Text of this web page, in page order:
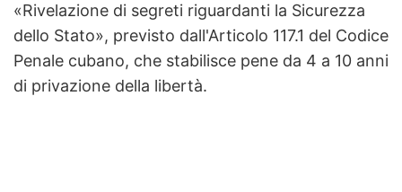
«Rivelazione di segreti riguardanti la Sicurezza
dello Stato», previsto dall'Articolo 117.1 del Codice
Penale cubano, che stabilisce pene da 4 a 10 anni
di privazione della libertà.